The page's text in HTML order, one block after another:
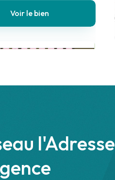
Voir le bien
l'Adresse